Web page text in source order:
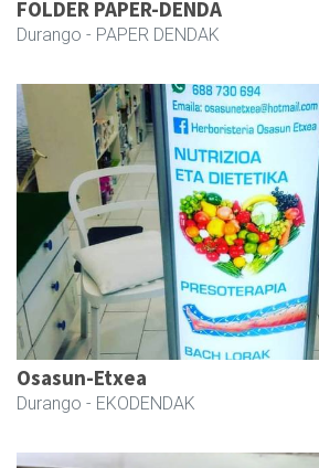
FOLDER PAPER-DENDA
Durango - PAPER DENDAK
Osasun-Etxea
Durango - EKODENDAK